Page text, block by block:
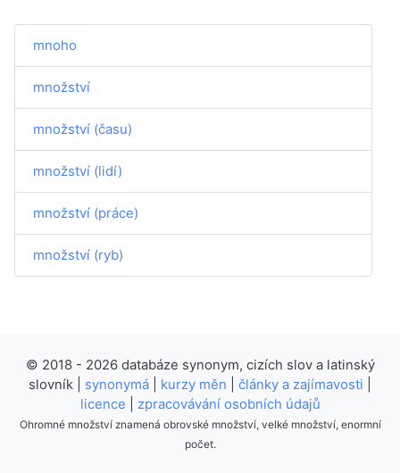
mnoho
množství
množství (času)
množství (lidí)
množství (práce)
množství (ryb)
© 2018 - 2026 databáze synonym, cizích slov a latinský
slovník | synonymá kurzy měn články a zajímavosti
licence
zpracovávání osobních údajů
Ohromné množství znamená obrovské množství, velké množství, enormní
počet.